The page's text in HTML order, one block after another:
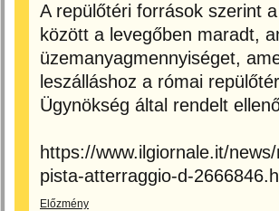
A repülőtéri források szerint
között a levegőben maradt,
üzemanyagmennyiséget,
leszálláshoz a római
Ügynökség által rendelt
https://www.ilgiornale.it/
pista-atterraggio-d-
Előzmény